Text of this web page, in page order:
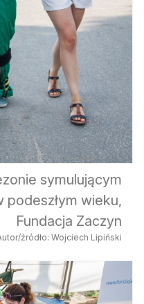
symulującym
wieku,
Fundacja Zaczyn
źródło: Wojciech Lipiński